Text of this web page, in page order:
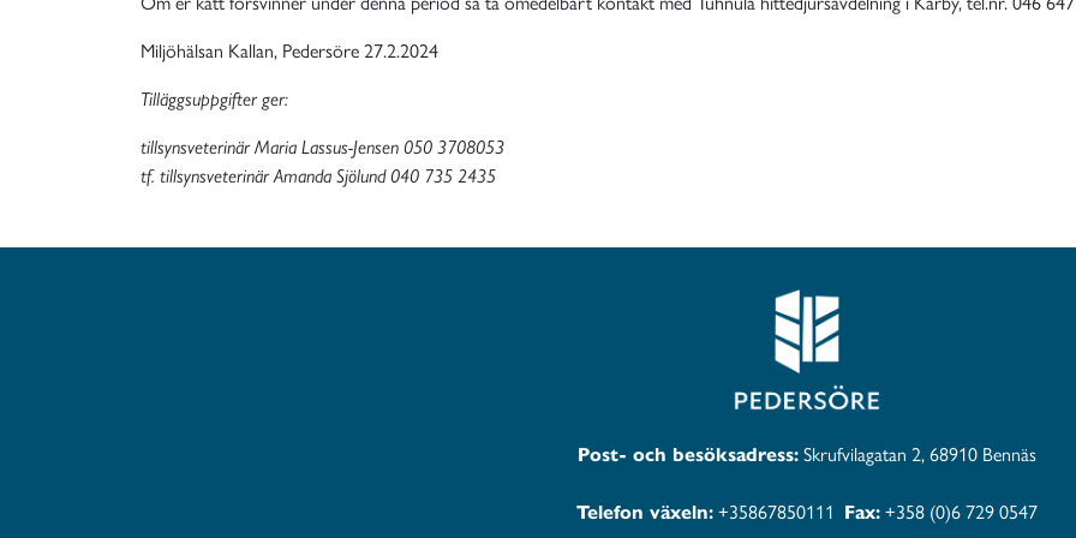
Miljöhälsan Kallan, Pedersöre 27.2.2024
Tilläggsuppgifter ger:
tillsynsveterinär Maria Lassus-Jensen 050 3708053
tf. tillsynsveterinär Amanda Sjölund 040 735 2435
Post- och besöksadress:Skrufvilagatan 2, 68910 Bennäs
Telefon växeln:+35867850111 Fax:+358 (0)6 729 0547